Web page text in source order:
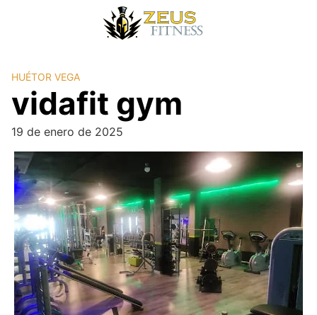
HUÉTOR VEGA
vidafit gym
19 de enero de 2025